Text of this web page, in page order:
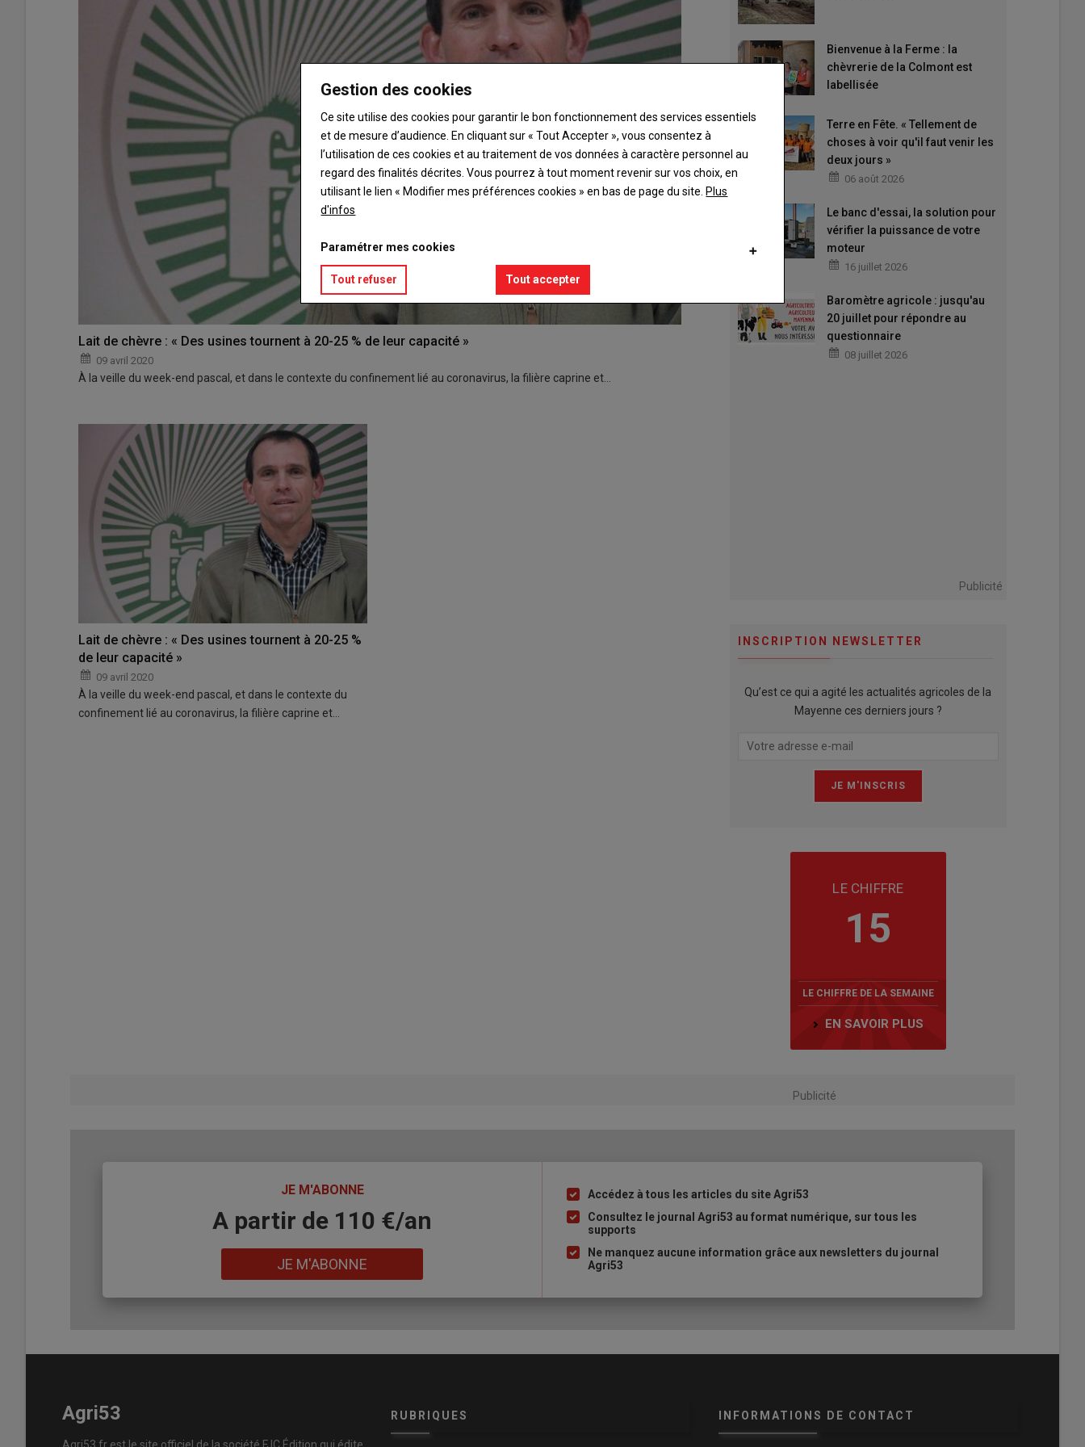
Lait de chèvre : « Des usines tournent à 20-25 % de leur capacité »
09 avril 2020
À la veille du week-end pascal, et dans le contexte du confinement lié au coronavirus, la filière caprine et…
Lait de chèvre : « Des usines tournent à 20-25 %
de leur capacité »
09 avril 2020
À la veille du week-end pascal, et dans le contexte du
confinement lié au coronavirus, la filière caprine et…
Bienvenue à la Ferme : la
chèvrerie de la Colmont est
labellisée
Terre en Fête. « Tellement de
choses à voir qu'il faut venir les
deux jours »
06 août 2026
Le banc d'essai, la solution pour
vérifier la puissance de votre
moteur
16 juillet 2026
Baromètre agricole : jusqu'au
20 juillet pour répondre au
questionnaire
08 juillet 2026
Publicité
INSCRIPTION NEWSLETTER
Qu’est ce qui a agité les actualités agricoles de la
Mayenne ces derniers jours ?
LE CHIFFRE
15
LE CHIFFRE DE LA SEMAINE
EN SAVOIR PLUS
Publicité
JE M'ABONNE
A partir de 110 €/an
JE M'ABONNE
Liste
à
puce
Accédez à tous les articles du site Agri53
Consultez le journal Agri53 au format numérique, sur tous les
supports
Ne manquez aucune information grâce aux newsletters du journal
Agri53
Agri53
Agri53.fr est le site officiel de la société FJC Édition qui édite
RUBRIQUES INFORMATIONS DE CONTACT
Gestion des cookies
Ce site utilise des cookies pour garantir le bon fonctionnement des services essentiels
et de mesure d’audience. En cliquant sur « Tout Accepter », vous consentez à
l’utilisation de ces cookies et au traitement de vos données à caractère personnel au
regard des finalités décrites. Vous pourrez à tout moment revenir sur vos choix, en
utilisant le lien « Modifier mes préférences cookies » en bas de page du site.Plus
d'infos
Paramétrer mes cookies
Tout refuser Tout accepter